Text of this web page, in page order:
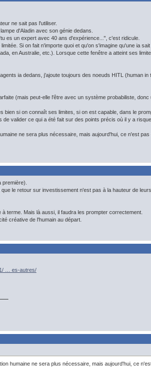
ne sait pas l'utiliser.
d'Aladin avec son génie dedans.
es un expert avec 40 ans d'expérience...", c'est ridicule.
Si on fait n'importe quoi et qu'on s'imagine qu'une ia
en Australie, etc.). Lorsque cette fenêtre a atteint ses
ia dedans, j'ajoute toujours des noeuds HITL (human
(mais peut-elle l'être avec un système probabiliste, donc
bien si on connaît ses limites, si on est capable, dans le
valider ce qui a été fait sur des points précis où il y a risque
ne sera plus nécessaire, mais aujourd'hui, ce n'est pas
première).
le retour sur investissement n'est pas à la hauteur de
terme. Mais là aussi, il faudra les prompter correctement.
créative de l'humain au départ.
… es-autres/
humaine ne sera plus nécessaire, mais aujourd'hui, ce